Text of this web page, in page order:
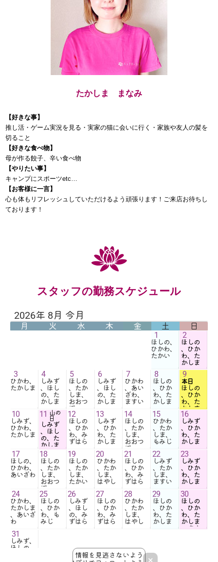
たかしま まなみ
【好きな事】
推し活・ゲーム実況を見る・実家の猫に会いに行く・家族や友人の髪を
切ること
【好きな食べ物】
母が作る餃子、辛い食べ物
【やりたい事】
キャンプにスポーツetc…
【お客様に一言】
心も体もリフレッシュしていただけるよう頑張ります！ご来店お待ちし
ております！
スタッフの勤務スケジュール